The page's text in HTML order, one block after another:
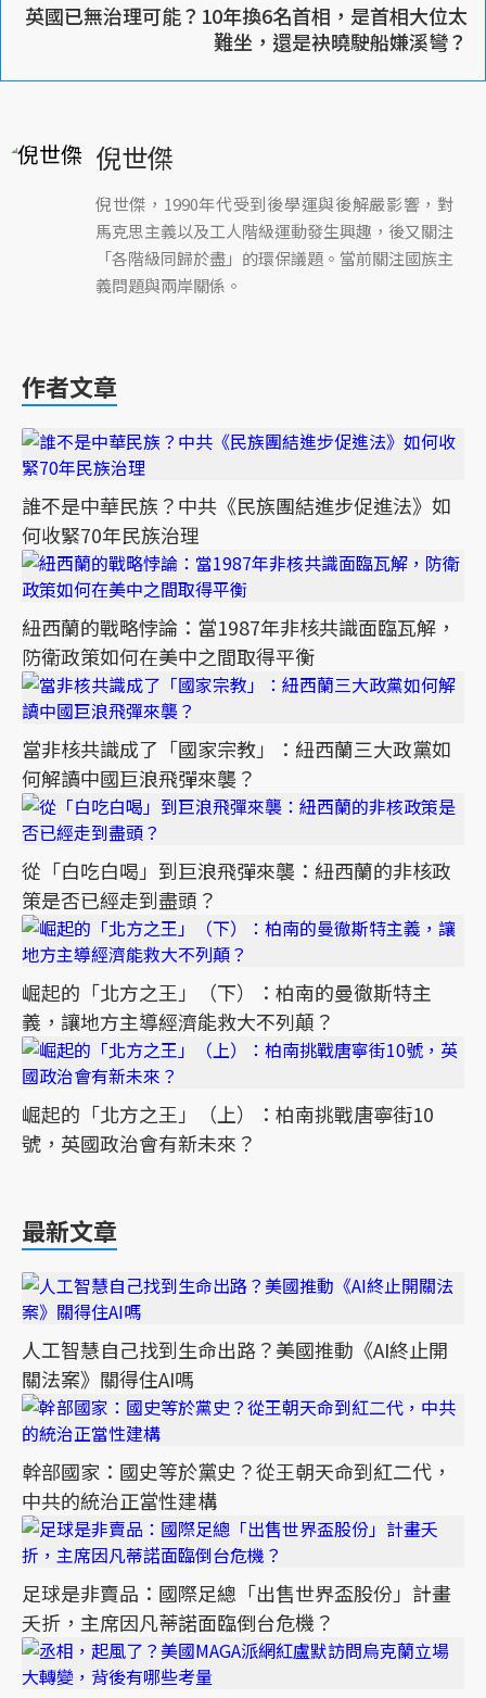
英國已無治理可能？10年換6名首相，是首相大位太
難坐，還是袂曉駛船嫌溪彎？
倪世傑
倪世傑，1990年代受到後學運與後解嚴影響，對
馬克思主義以及工人階級運動發生興趣，後又關注
「各階級同歸於盡」的環保議題。當前關注國族主
義問題與兩岸關係。
作者文章
誰不是中華民族？中共《民族團結進步促進法》如
何收緊70年民族治理
紐西蘭的戰略悖論：當1987年非核共識面臨瓦解，
防衛政策如何在美中之間取得平衡
當非核共識成了「國家宗教」：紐西蘭三大政黨如
何解讀中國巨浪飛彈來襲？
從「白吃白喝」到巨浪飛彈來襲：紐西蘭的非核政
策是否已經走到盡頭？
崛起的「北方之王」（下）：柏南的曼徹斯特主
義，讓地方主導經濟能救大不列顛？
崛起的「北方之王」（上）：柏南挑戰唐寧街10
號，英國政治會有新未來？
最新文章
人工智慧自己找到生命出路？美國推動《AI終止開
關法案》關得住AI嗎
幹部國家：國史等於黨史？從王朝天命到紅二代，
中共的統治正當性建構
足球是非賣品：國際足總「出售世界盃股份」計畫
夭折，主席因凡蒂諾面臨倒台危機？